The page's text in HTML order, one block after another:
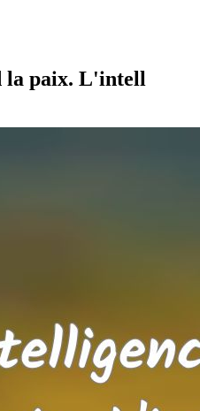
la paix. L'intell